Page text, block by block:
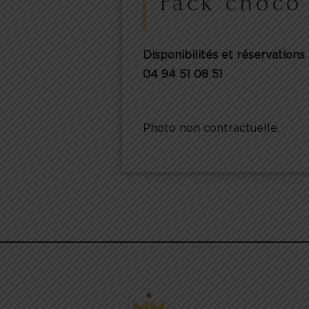
Disponibilités et réservations
04 94 51 08 51
Photo non contractuelle.